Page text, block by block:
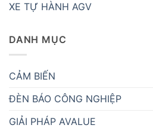
XE TỰ HÀNH AGV
DANH MỤC
CẢM BIẾN
ĐÈN BÁO CÔNG NGHIỆP
GIẢI PHÁP AVALUE